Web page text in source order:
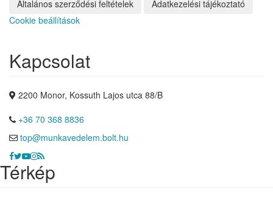
Általános szerződési feltételek
Adatkezelési tájékoztató
Cookie beállítások
Kapcsolat
2200 Monor, Kossuth Lajos utca 88/B
+36 70 368 8836
top@munkavedelem.bolt.hu
Térkép